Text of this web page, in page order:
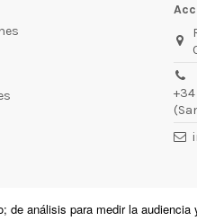
+34
análisis para medir la